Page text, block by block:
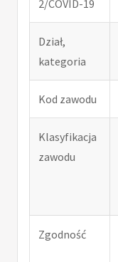
2/COVID-19
Dział,
kategoria
Kod zawodu
Klasyfikacja
zawodu
Zgodność